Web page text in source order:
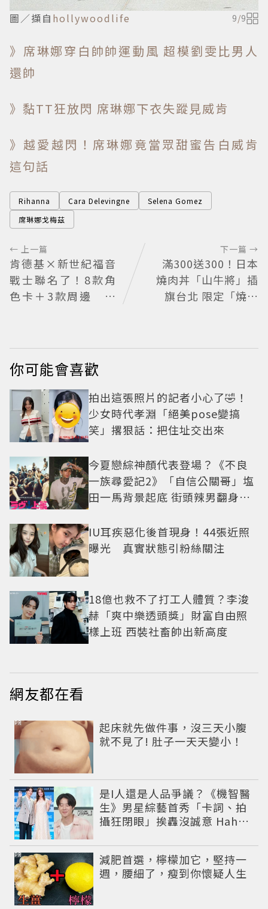
圖／擷自 hollywoodlife 9/9
》席琳娜穿白帥帥運動風 超模劉雯比男人
還帥
》黏TT狂放閃 席琳娜下衣失蹤見威肯
》越愛越閃！席琳娜竟當眾甜蜜告白威肯
這句話
Rihanna Cara Delevingne
Selena Gomez
席琳娜戈梅茲
← 上一篇
肯德基×新世紀福音
戰士聯名了！8款角
色卡＋3款周邊 還
下一篇 →
滿300送300！日本
燒肉丼「山牛將」插
旗台北 限定「燒肉
你可能會喜歡
拍出這張照片的記者小心了🤣！
少女時代孝淵「絕美pose變搞
笑」撂狠話：把住址交出來
今夏戀綜神顏代表登場？《不良
一族尋愛記2》「自信公關哥」塩
田一馬背景起底 街頭辣男翻身當
IU耳疾惡化後首現身！44張近照
曝光 真實狀態引粉絲關注
18億也救不了打工人體質？李浚
赫「爽中樂透頭獎」財富自由照
樣上班 西裝社畜帥出新高度
網友都在看
起床就先做件事，沒三天小腹
就不見了! 肚子一天天變小！
PR
是I人還是人品爭議？《機智醫
生》男星綜藝首秀「卡詞、拍
攝狂閉眼」挨轟沒誠意 Haha
減肥首選，檸檬加它，堅持一
週，腰細了，瘦到你懷疑人生
PR